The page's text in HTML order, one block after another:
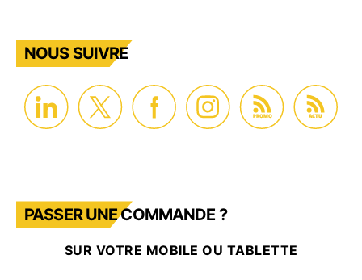
NOUS SUIVRE
PROMO ACTU
PASSER UNE COMMANDE ?
SUR VOTRE MOBILE OU TABLETTE